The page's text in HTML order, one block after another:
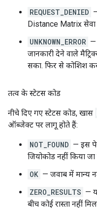
REQUEST_DENIED
Distance Matrix
UNKNOWN_ERROR —
जानकारी देने वाले
सका. फिर से कोशिश
तत्व के स्टेटस कोड
नीचे दिए गए स्टेटस कोड, खास
ऑब्जेक्ट पर लागू होते हैं:
NOT_FOUND — इस
जियोकोड नहीं किया
OK — जवाब में मान्य
ZERO_RESULTS —
बीच कोई रास्ता नहीं